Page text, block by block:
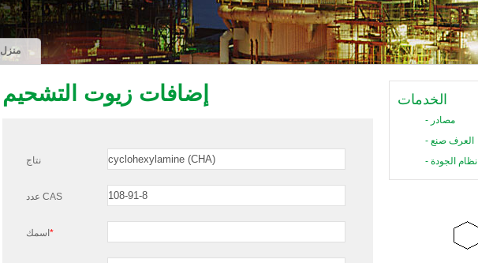
منزل
إضافات زيوت التشحيم
نتاج
عدد CAS
اسمك *
الخدمات
- مصادر
- العرف صنع
- نظام الجودة